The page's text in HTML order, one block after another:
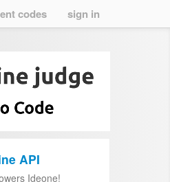
codes sign in
API
Ideone!